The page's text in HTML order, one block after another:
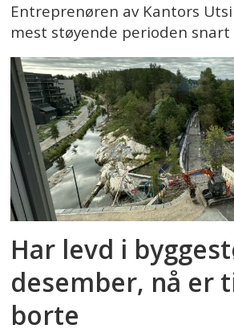
Entreprenøren av Kantors
mest støyende perioden snart
Har levd i
desember, nå er
borte